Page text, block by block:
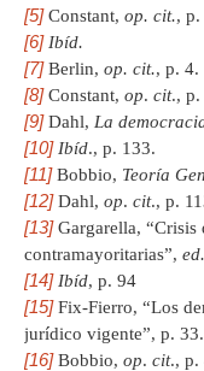
[5]Constant, op. cit., p.
[6] Ibíd.
[7]Berlin, op. cit., p. 4.
[8]Constant, op. cit., p.
[9]Dahl, La
[10] Ibíd., p. 133.
[11]Bobbio, Teoría
[12]Dahl, op. cit., p.
[13]Gargarella, “Crisis
contramayoritarias”,
[14] Ibíd, p. 94
[15]Fix-Fierro, “Los
jurídico vigente”, p. 33.
[16]Bobbio, op. cit., p.